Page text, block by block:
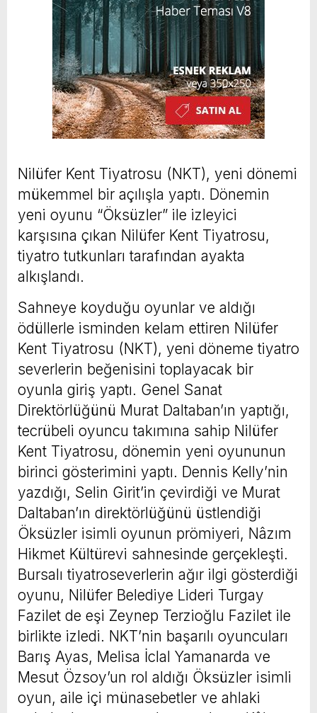
Nilüfer Kent Tiyatrosu (NKT), yeni dönemi
mükemmel bir açılışla yaptı. Dönemin
yeni oyunu “Öksüzler” ile izleyici
karşısına çıkan Nilüfer Kent Tiyatrosu,
tiyatro tutkunları tarafından ayakta
alkışlandı.
Sahneye koyduğu oyunlar ve aldığı
ödüllerle isminden kelam ettiren Nilüfer
Kent Tiyatrosu (NKT), yeni döneme tiyatro
severlerin beğenisini toplayacak bir
oyunla giriş yaptı. Genel Sanat
Direktörlüğünü Murat Daltaban’ın yaptığı,
tecrübeli oyuncu takımına sahip Nilüfer
Kent Tiyatrosu, dönemin yeni oyununun
birinci gösterimini yaptı. Dennis Kelly’nin
yazdığı, Selin Girit’in çevirdiği ve Murat
Daltaban’ın direktörlüğünü üstlendiği
Öksüzler isimli oyunun prömiyeri, Nâzım
Hikmet Kültürevi sahnesinde gerçekleşti.
Bursalı tiyatroseverlerin ağır ilgi gösterdiği
oyunu, Nilüfer Belediye Lideri Turgay
Fazilet de eşi Zeynep Terzioğlu Fazilet ile
birlikte izledi. NKT’nin başarılı oyuncuları
Barış Ayas, Melisa İclal Yamanarda ve
Mesut Özsoy’un rol aldığı Öksüzler isimli
oyun, aile içi münasebetler ve ahlaki